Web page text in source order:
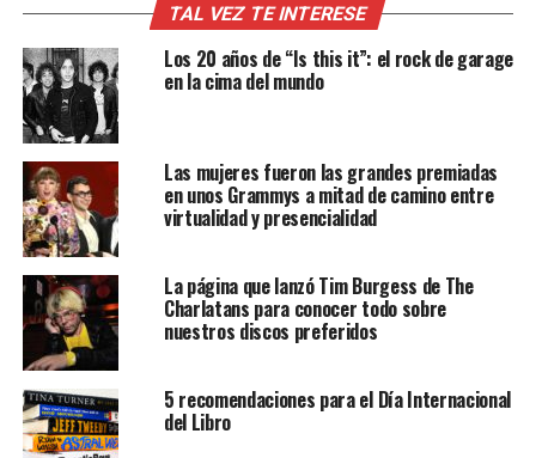
TAL VEZ TE INTERESE
Los 20 años de “Is this it”: el rock de garage
en la cima del mundo
Las mujeres fueron las grandes premiadas
en unos Grammys a mitad de camino entre
virtualidad y presencialidad
La página que lanzó Tim Burgess de The
Charlatans para conocer todo sobre
nuestros discos preferidos
5 recomendaciones para el Día Internacional
del Libro